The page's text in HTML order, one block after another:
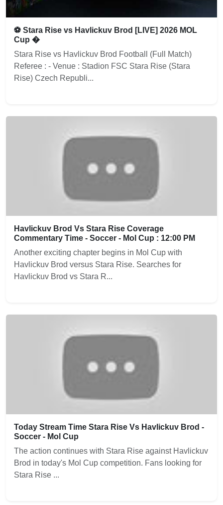
⚽ Stara Rise vs Havlickuv Brod [LIVE] 2026 MOL
Cup �
Stara Rise vs Havlickuv Brod Football (Full Match)
Referee : - Venue : Stadion FSC Stara Rise (Stara
Rise) Czech Republi...
Havlickuv Brod Vs Stara Rise Coverage
Commentary Time - Soccer - Mol Cup : 12:00 PM
Another exciting chapter begins in Mol Cup with
Havlickuv Brod versus Stara Rise. Searches for
Havlickuv Brod vs Stara R...
Today Stream Time Stara Rise Vs Havlickuv Brod -
Soccer - Mol Cup
The action continues with Stara Rise against Havlickuv
Brod in today's Mol Cup competition. Fans looking for
Stara Rise ...